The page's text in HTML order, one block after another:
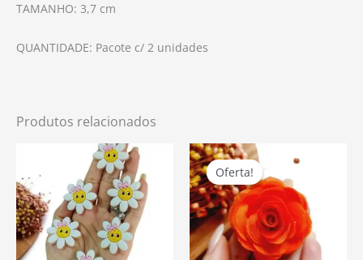
TAMANHO: 3,7 cm
QUANTIDADE: Pacote c/ 2 unidades
Produtos relacionados
Oferta!
Oferta!
O
Preço
Original
Era:
R$ 4,50.
Preço
É:
R$ 4,00.